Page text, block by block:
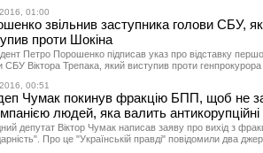
01:00
звільнив заступника голови СБУ,
проти Шокіна
Петро Порошенко підписав указ про відставку
СБУ Віктора Трепака, який виступив проти генпрокурора
00:51
Чумак покинув фракцію БПП, щоб не
людей, яка валить антикорупційні
депутат Віктор Чумак написав заяву про вихід з
Про це "Українській правді" повідомили два